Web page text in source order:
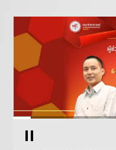
เกี่ยวกับภาควิชา
ติดต่อ
ห้องปฏิบัติการและหน่ว